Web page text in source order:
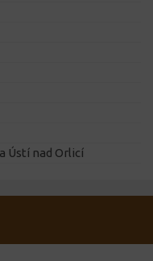
Ústí nad Orlicí